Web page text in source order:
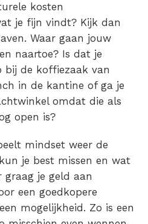
kosten
je fijn vindt? Kijk dan
Waar gaan jouw
naartoe? Is dat je
bij de koffiezaak van
in de kantine of ga je
omdat die als
open is?
mindset weer de
je best missen en wat
je geld aan
een goedkopere
mogelijkheid. Zo is een